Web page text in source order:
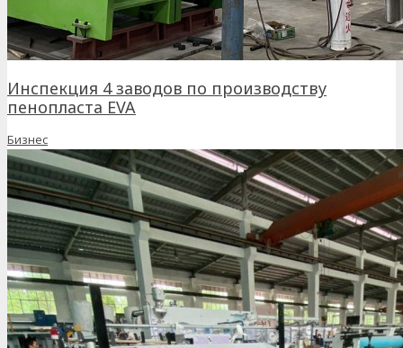
Инспекция 4 заводов по производству
пенопласта EVA
Бизнес